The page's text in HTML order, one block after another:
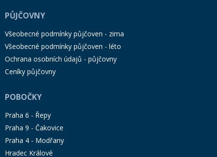
PŮJČOVNY
Všeobecné podmínky půjčoven - zima
Všeobecné podmínky půjčoven - léto
Ochrana osobních údajů - půjčovny
Ceníky půjčovny
POBOČKY
Praha 6 - Řepy
Praha 9 - Čakovice
Praha 4 - Modřany
Hradec Králové